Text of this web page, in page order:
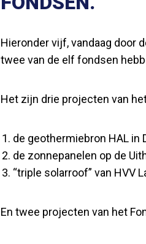
Hieronder vijf, vandaag door
twee van de elf fondsen
Het zijn drie projecten van
de geothermiebron HAL in
de zonnepanelen op de
“triple solarroof” van HVV
En twee projecten van het